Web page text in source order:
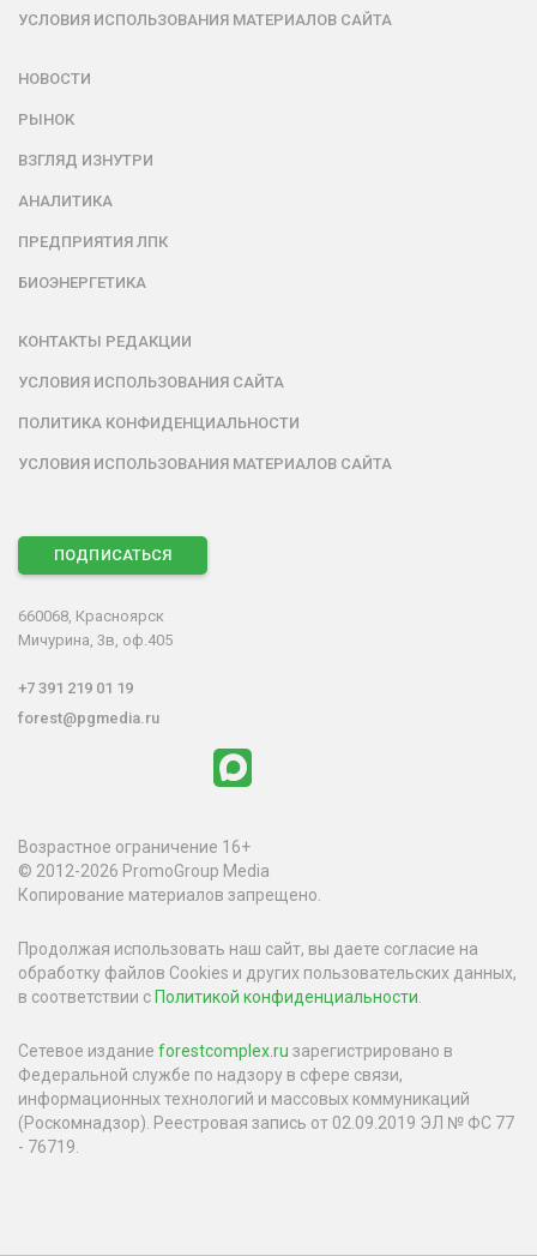
УСЛОВИЯ ИСПОЛЬЗОВАНИЯ МАТЕРИАЛОВ САЙТА
НОВОСТИ
РЫНОК
ВЗГЛЯД ИЗНУТРИ
АНАЛИТИКА
ПРЕДПРИЯТИЯ ЛПК
БИОЭНЕРГЕТИКА
КОНТАКТЫ РЕДАКЦИИ
УСЛОВИЯ ИСПОЛЬЗОВАНИЯ САЙТА
ПОЛИТИКА КОНФИДЕНЦИАЛЬНОСТИ
УСЛОВИЯ ИСПОЛЬЗОВАНИЯ МАТЕРИАЛОВ САЙТА
ПОДПИСАТЬСЯ
660068, Красноярск
Мичурина, 3в, оф.405
+7 391 219 01 19
forest@pgmedia.ru
Возрастное ограничение 16+
© 2012-2026 PromoGroup Media
Копирование материалов запрещено.
Продолжая использовать наш сайт, вы даете согласие на
обработку файлов Cookies и других пользовательских данных,
в соответствии с Политикой конфиденциальности
Сетевое издание forestcomplex.ru зарегистрировано в
Федеральной службе по надзору в сфере связи,
информационных технологий и массовых коммуникаций
(Роскомнадзор). Реестровая запись от 02.09.2019 ЭЛ № ФС 77
- 76719.